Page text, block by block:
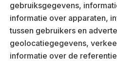
gebruiksgegevens,
informatie over apparaten,
tussen gebruikers en
geolocatiegegevens,
informatie over de